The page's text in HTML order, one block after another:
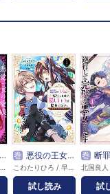
巻 悪役の王女に転生したけど、隠しキャラが隠れてない。～光差す世界で君と～@COMIC
試し読み
巻 断罪された悪役令嬢
試